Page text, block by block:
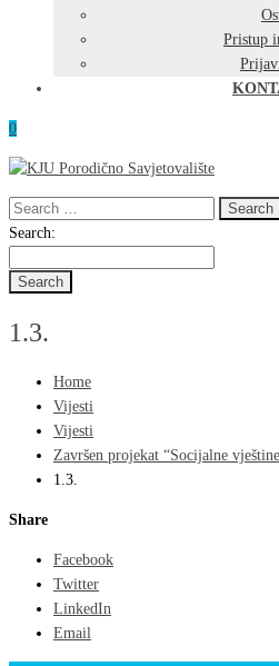
Pristup
0
Search
for:
Search
Search:
1.3.
Home
Vijesti
Vijesti
Završen projekat “Socijalne
1.3.
Share
Facebook
Twitter
LinkedIn
Email